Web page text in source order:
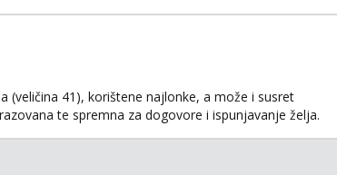
(veličina 41), korištene najlonke, a može i susret
te spremna za dogovore i ispunjavanje želja.